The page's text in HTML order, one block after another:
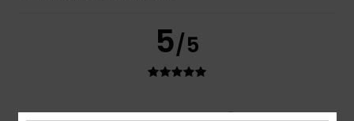
5/5
Marco25. Julho 2026 Compra verificada